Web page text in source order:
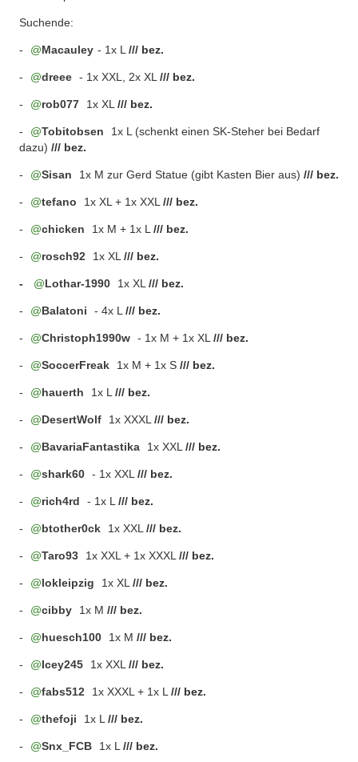
Suchende:
- Macauley - 1x L/// bez.
- dreee - 1x XXL, 2x XL/// bez.
- rob077 1x XL/// bez.
- Tobitobsen
1x L (schenkt einen SK-Steher bei Bedarf
dazu)/// bez.
- Sisan 1x M zur Gerd Statue (gibt Kasten Bier aus)/// bez.
- tefano 1x XL + 1x XXL/// bez.
- chicken 1x M + 1x L/// bez.
- rosch92 1x XL/// bez.
- Lothar-1990 1x XL/// bez.
- Balatoni - 4x L/// bez.
- Christoph1990w - 1x M + 1x XL/// bez.
- SoccerFreak 1x M + 1x S /// bez.
- hauerth 1x L/// bez.
- DesertWolf 1x XXXL/// bez.
- BavariaFantastika 1x XXL/// bez.
- shark60 - 1x XXL/// bez.
- rich4rd - 1x L/// bez.
- btother0ck 1x XXL/// bez.
- Taro93 1x XXL + 1x XXXL/// bez.
- lokleipzig 1x XL/// bez.
- cibby 1x M/// bez.
- huesch100 1x M/// bez.
- Icey245 1x XXL/// bez.
- fabs512 1x XXXL + 1x L/// bez.
- thefoji 1x L/// bez.
- Snx_FCB 1x L/// bez.